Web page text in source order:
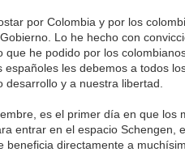
por Colombia y por los
Lo he hecho con
que he podido por los
españoles les debemos a todos
desarrollo y a nuestra libertad.
es el primer día en que los
entrar en el espacio Schengen,
beneficia directamente a